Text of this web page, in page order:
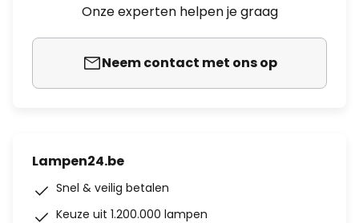
Onze experten helpen je graag
Neem contact met ons op
Lampen24.be
Snel & veilig betalen
Keuze uit 1.200.000 lampen